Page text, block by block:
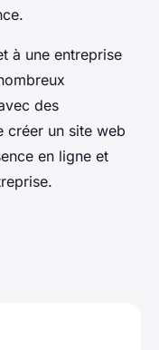
à une entreprise
des
créer un site web
en ligne et